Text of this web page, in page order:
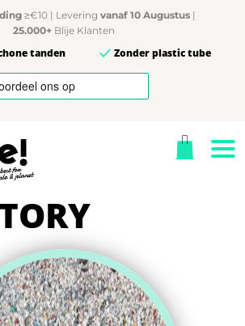
≥€10 | Levering vanaf 10 Augustus |
25.000+ Blije Klanten
tanden Zonder plastic tube